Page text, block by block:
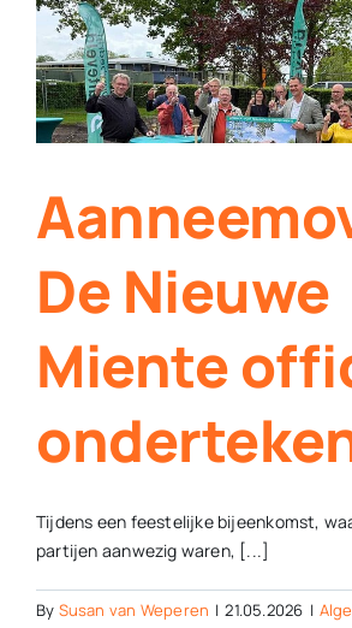
belangenverstrengeling?
De Nieuwe
Miente
Tijdens een feestelijke bijeenkomst,
partijen aanwezig waren, [...]
By Susan van Weperen | 21.05.2026 |